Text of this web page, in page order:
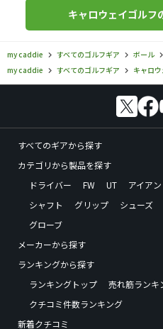
キャロウェイゴルフ
my caddie すべてのゴルフギア ボール
my caddie
すべてのゴルフギア キャロ
すべてのギアから探す
カテゴリから製品を探す
ドライバー
FW UT アイアン
シャフト
グリップ シューズ
グローブ
メーカーから探す
ランキングから探す
ランキングトップ
売れ筋ランキ
クチコミ件数ランキング
新着クチコミ